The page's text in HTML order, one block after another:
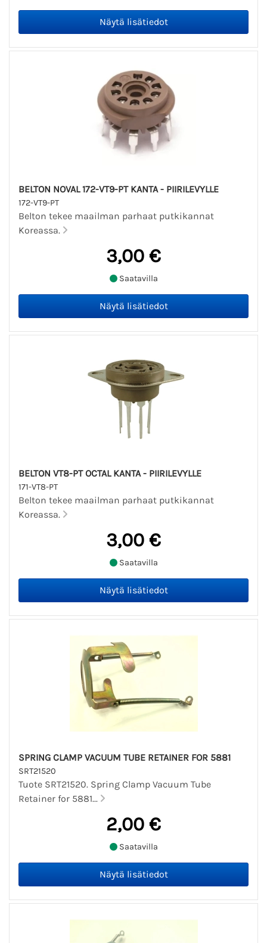
BELTON NOVAL 172-VT9-PT KANTA - PIIRILEVYLLE
172-VT9-PT
Belton tekee maailman parhaat putkikannat
Koreassa.
3,00 €
Saatavilla
BELTON VT8-PT OCTAL KANTA - PIIRILEVYLLE
171-VT8-PT
Belton tekee maailman parhaat putkikannat
Koreassa.
3,00 €
Saatavilla
SPRING CLAMP VACUUM TUBE RETAINER FOR 5881
SRT21520
Tuote SRT21520. Spring Clamp Vacuum Tube
Retainer for 5881...
2,00 €
Saatavilla